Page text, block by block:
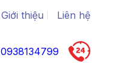
Giới thiệu Liên hệ
0938134799